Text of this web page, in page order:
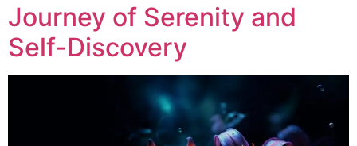
Journey of Serenity and
Self-Discovery